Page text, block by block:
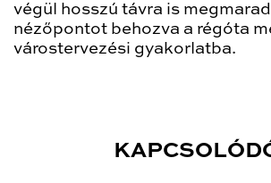
végül hosszú távra is
nézőpontot behozva a régóta
várostervezési gyakorlatba.